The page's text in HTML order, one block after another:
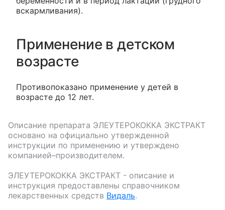
вскармливания).
Применение в детском
возрасте
Противопоказано применение у детей в
возрасте до 12 лет.
Описание препарата ЭЛЕУТЕРОКОККА ЭКСТРАКТ
основано на официально утвержденной
инструкции по применению и утверждено
компанией–производителем.
ЭЛЕУТЕРОКОККА ЭКСТРАКТ - описание и
инструкция предоставлены справочником
лекарственных средств Видаль.